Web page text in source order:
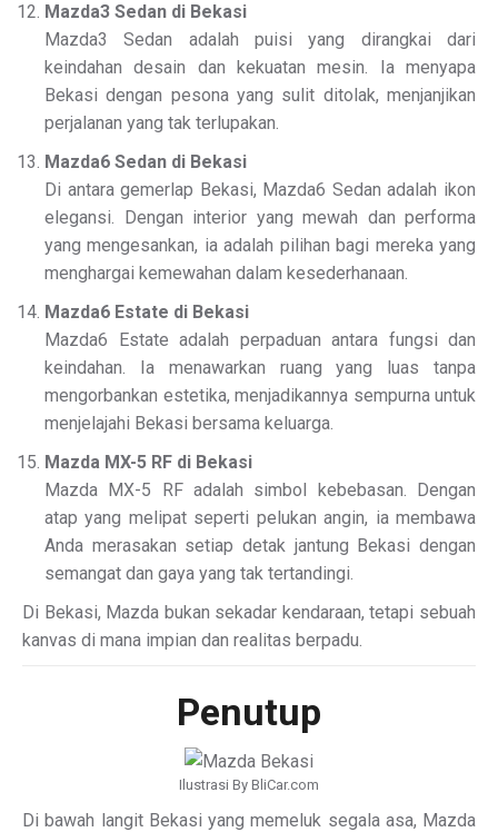
Mazda3 Sedan di Bekasi
Mazda3 Sedan adalah puisi yang dirangkai dari
keindahan desain dan kekuatan mesin. Ia menyapa
Bekasi dengan pesona yang sulit ditolak, menjanjikan
perjalanan yang tak terlupakan.
Mazda6 Sedan di Bekasi
Di antara gemerlap Bekasi, Mazda6 Sedan adalah ikon
elegansi. Dengan interior yang mewah dan performa
yang mengesankan, ia adalah pilihan bagi mereka yang
menghargai kemewahan dalam kesederhanaan.
Mazda6 Estate di Bekasi
Mazda6 Estate adalah perpaduan antara fungsi dan
keindahan. Ia menawarkan ruang yang luas tanpa
mengorbankan estetika, menjadikannya sempurna untuk
menjelajahi Bekasi bersama keluarga.
Mazda MX-5 RF di Bekasi
Mazda MX-5 RF adalah simbol kebebasan. Dengan
atap yang melipat seperti pelukan angin, ia membawa
Anda merasakan setiap detak jantung Bekasi dengan
semangat dan gaya yang tak tertandingi.
Di Bekasi, Mazda bukan sekadar kendaraan, tetapi sebuah
kanvas di mana impian dan realitas berpadu.
Penutup
Ilustrasi By BliCar.com
Di bawah langit Bekasi yang memeluk segala asa, Mazda